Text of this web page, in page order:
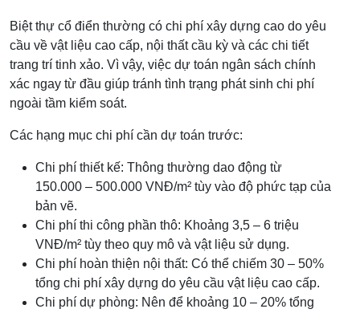
Biệt thự cổ điển thường có chi phí xây dựng cao do yêu
cầu về vật liệu cao cấp, nội thất cầu kỳ và các chi tiết
trang trí tinh xảo. Vì vậy, việc dự toán ngân sách chính
xác ngay từ đầu giúp tránh tình trạng phát sinh chi phí
ngoài tầm kiểm soát.
Các hạng mục chi phí cần dự toán trước:
Chi phí thiết kế: Thông thường dao động từ
150.000 – 500.000 VNĐ/m² tùy vào độ phức tạp của
bản vẽ.
Chi phí thi công phần thô: Khoảng 3,5 – 6 triệu
VNĐ/m² tùy theo quy mô và vật liệu sử dụng.
Chi phí hoàn thiện nội thất: Có thể chiếm 30 – 50%
tổng chi phí xây dựng do yêu cầu vật liệu cao cấp.
Chi phí dự phòng: Nên để khoảng 10 – 20% tổng